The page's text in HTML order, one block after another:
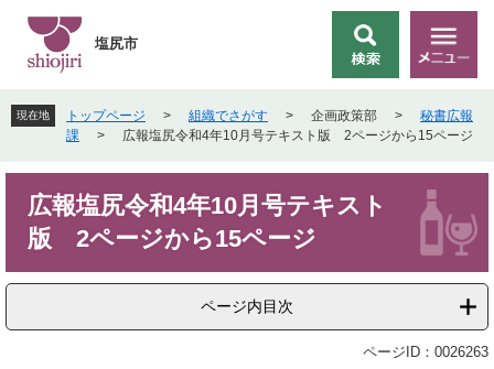
先
頭
す
を
飛
し
索
メ
ニ
ー
塩尻市
現在地 トップページ > 組織でさがす > 企画政策部 >
秘書広報
課
> 広報塩尻令和4年10月号テキスト版 2ページから15ページ
広報塩尻令和4年10月号テキスト
版 2ページから15ページ
ページ内目次
ページID：0026263